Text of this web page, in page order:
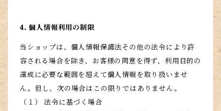
4. 個人情報利用の制限
当ショップは、個人情報保護法その他の法令により許
容される場合を除き、お客様の同意を得ず、利用目的の
達成に必要な範囲を超えて個人情報を取り扱いませ
ん。但し、次の場合はこの限りではありません。
（１） 法令に基づく場合